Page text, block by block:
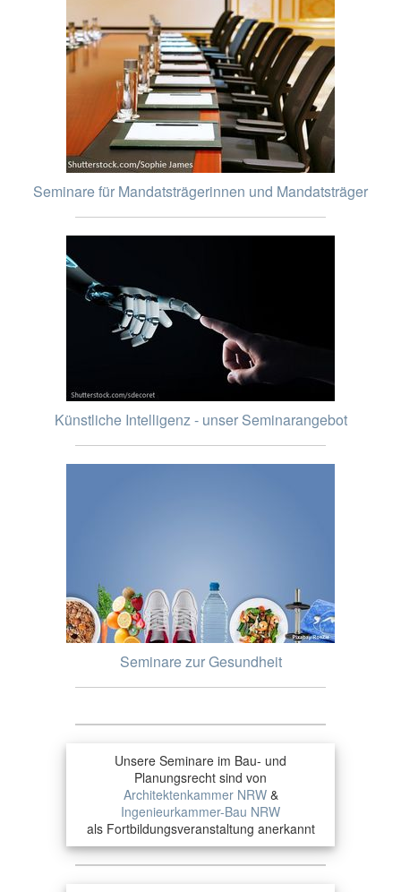
Seminare für Mandatsträgerinnen und Mandatsträger
Künstliche Intelligenz - unser Seminarangebot
Seminare zur Gesundheit
Unsere Seminare im Bau- und
Planungsrecht sind von
Architektenkammer NRW&
Ingenieurkammer-Bau NRW
als Fortbildungsveranstaltung anerkannt